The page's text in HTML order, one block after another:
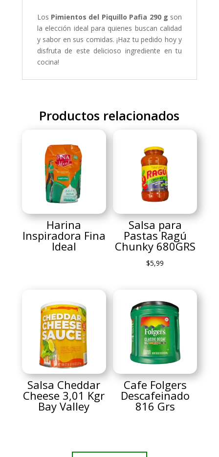
Los Pimientos del Piquillo Pafia 290 g son
la elección ideal para quienes buscan calidad
y sabor en sus comidas. ¡Haz tu pedido hoy y
disfruta de este delicioso ingrediente en tu
cocina!
Productos relacionados
Harina
Inspiradora Fina
Ideal
Salsa para
Pastas Ragú
Chunky 680GRS
$5,99
Salsa Cheddar
Cheese 3,01 Kgr
Bay Valley
Cafe Folgers
Descafeinado
816 Grs